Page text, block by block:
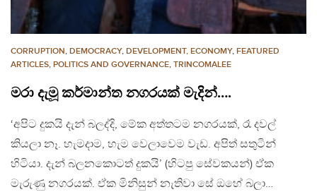
CORRUPTION, DEMOCRACY, DEVELOPMENT, ECONOMY, FEATURED
ARTICLES, POLITICS AND GOVERNANCE, TRINCOMALEE
මරා දැමූ කර්මාන්ත නගරයක් මැදින්….
‘අපිට දුකයි දැන් බලද්දි, මේක අත්තටම නගරයක්, රෑ දවල්
කියලා නෑ. හැමදාම, හැම වෙලාවෙම වැඩ. අපිත් සතුටින්
හිටියා. දැන් බලනකොටත් දුකයි’ (හිටපු සේවකයන්) ඒක
මැරුණු නගරයක්. ඒක මිනිසුන් නැතිවා සේ ඔහේ බලා…